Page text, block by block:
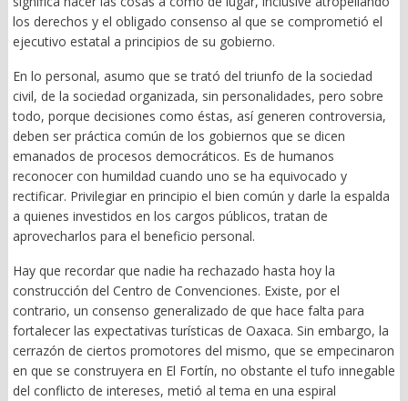
los derechos y el obligado consenso al que se comprometió el
ejecutivo estatal a principios de su gobierno.
En lo personal, asumo que se trató del triunfo de la sociedad
civil, de la sociedad organizada, sin personalidades, pero sobre
todo, porque decisiones como éstas, así generen controversia,
deben ser práctica común de los gobiernos que se dicen
emanados de procesos democráticos. Es de humanos
reconocer con humildad cuando uno se ha equivocado y
rectificar. Privilegiar en principio el bien común y darle la espalda
a quienes investidos en los cargos públicos, tratan de
aprovecharlos para el beneficio personal.
Hay que recordar que nadie ha rechazado hasta hoy la
construcción del Centro de Convenciones. Existe, por el
contrario, un consenso generalizado de que hace falta para
fortalecer las expectativas turísticas de Oaxaca. Sin embargo, la
cerrazón de ciertos promotores del mismo, que se empecinaron
en que se construyera en El Fortín, no obstante el tufo innegable
del conflicto de intereses, metió al tema en una espiral